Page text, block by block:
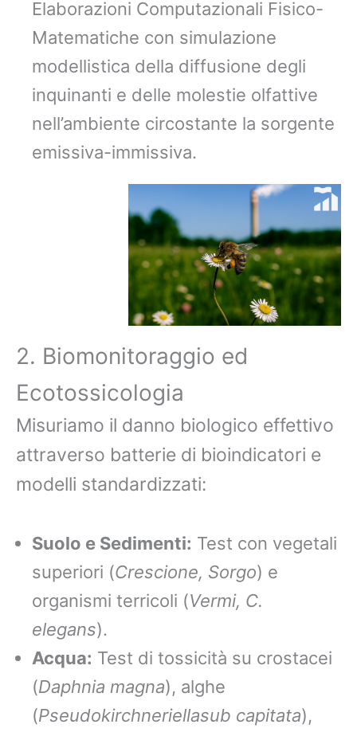
Elaborazioni Computazionali Fisico-
Matematiche con simulazione
modellistica della diffusione degli
inquinanti e delle molestie olfattive
nell’ambiente circostante la sorgente
emissiva-immissiva.
2. Biomonitoraggio ed
Ecotossicologia
Misuriamo il danno biologico effettivo
attraverso batterie di bioindicatori e
modelli standardizzati:
Suolo e Sedimenti: Test con vegetali
superiori (Crescione, Sorgo) e
organismi terricoli (Vermi, C.
elegans).
Acqua: Test di tossicità su crostacei
(Daphnia magna), alghe
(Pseudokirchneriellasub capitata),